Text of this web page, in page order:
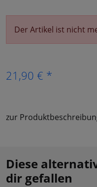
Der Artikel ist nicht
21,90 € *
zur
Diese
dir gefallen